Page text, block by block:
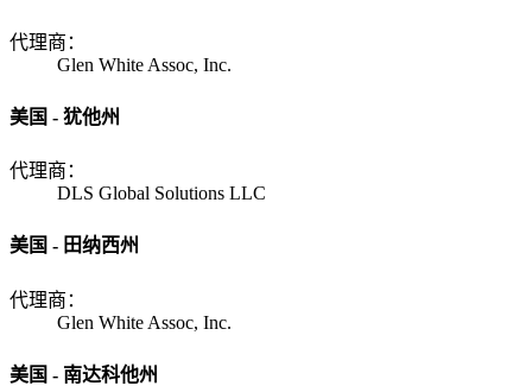
代理商：
Glen White Assoc, Inc.
美国 - 犹他州
代理商：
DLS Global Solutions LLC
美国 - 田纳西州
代理商：
Glen White Assoc, Inc.
美国 - 南达科他州